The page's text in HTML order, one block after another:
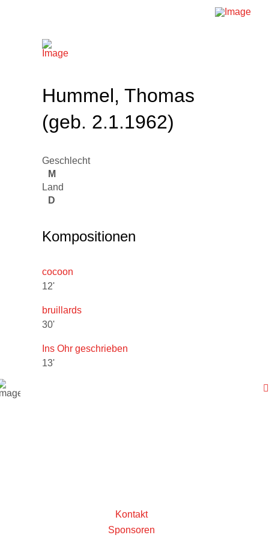
Hummel, Thomas
(geb. 2.1.1962)
Geschlecht
M
Land
D
Kompositionen
cocoon
12'
bruillards
30'
Ins Ohr geschrieben
13'
Kontakt
Sponsoren